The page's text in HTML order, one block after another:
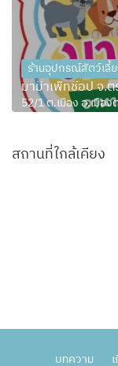
ร้านอุปกรณ์สัตว์เลี้
มาม๊าเพ็ทช๊อป จ.
52/1 ต.เมือง อ.เมือ
สถานที่ใกล้เคียง
บทความ